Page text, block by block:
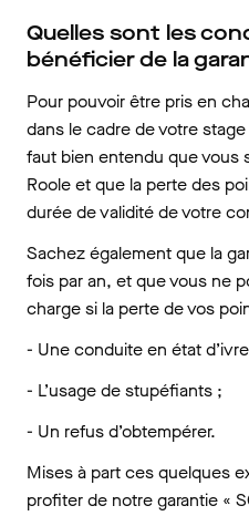
Quelles sont les
bénéficier de la
Pour pouvoir être pris en
dans le cadre de votre
faut bien entendu que vous
Roole et que la perte des
durée de validité de votre
Sachez également que la
fois par an, et que vous ne
charge si la perte de vos
- Une conduite en état
- L’usage de stupéfiants ;
- Un refus d’obtempérer.
Mises à part ces quelques
profiter de notre garantie «